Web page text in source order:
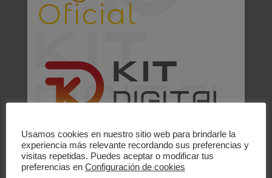
Inst. Nac. de Ciberseguridad Empresa
registrada
Usamos cookies en nuestro sitio web para brindarle la
experiencia más relevante recordando sus preferencias y
visitas repetidas. Puedes aceptar o modificar tus
preferencias en Configuración de cookies